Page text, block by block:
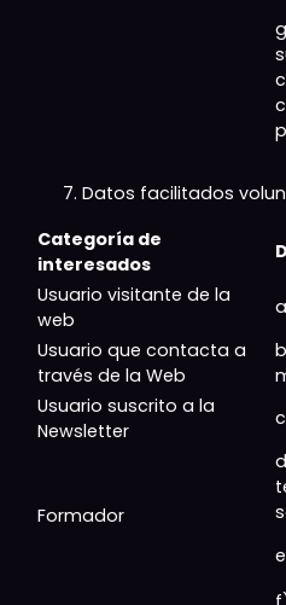
Datos facilitados
Categoría de
interesados
Usuario visitante de la
web
Usuario que contacta a
través de la Web
Usuario suscrito a la
Newsletter
Formador